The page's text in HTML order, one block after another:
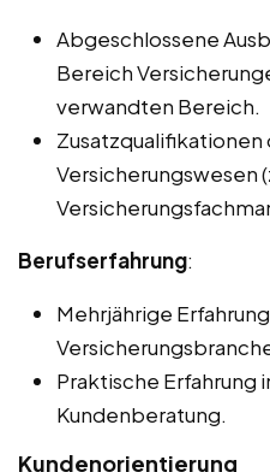
Abgeschlossene
Bereich
verwandten Bereich.
Versicherungswesen
Berufserfahrung:
Mehrjährige
Praktische Erfahrung
Kundenberatung.
Kundenorientierung